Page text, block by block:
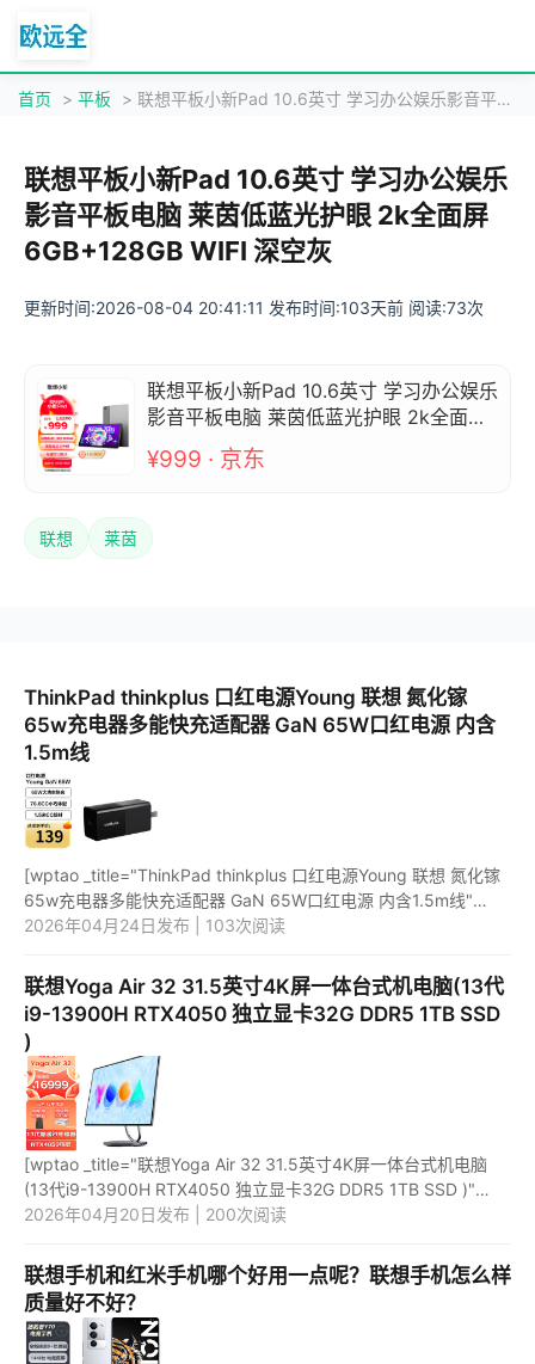
首页 > 平板 > 联想平板小新Pad 10.6英寸 学习办公娱乐影音平板电脑 莱茵低蓝光护眼 2k全面屏 6GB+128GB WIFI 深空灰
联想平板小新Pad 10.6英寸 学习办公娱乐
影音平板电脑 莱茵低蓝光护眼 2k全面屏
6GB+128GB WIFI 深空灰
更新时间:2026-08-04 20:41:11 发布时间:103天前 阅读:73次
联想平板小新Pad 10.6英寸 学习办公娱乐
影音平板电脑 莱茵低蓝光护眼 2k全面屏
6GB+128GB WIFI 深空灰
¥999 · 京东
联想 莱茵
ThinkPad thinkplus 口红电源Young 联想 氮化镓
65w充电器多能快充适配器 GaN 65W口红电源 内含
1.5m线
[wptao _title="ThinkPad thinkplus 口红电源Young 联想 氮化镓
65w充电器多能快充适配器 GaN 65W口红电源 内含1.5m线"
price="149" url="https://item.jd.com/10082903067988.html"
2026年04月24日发布 | 103次阅读
联想Yoga Air 32 31.5英寸4K屏一体台式机电脑(13代
i9-13900H RTX4050 独立显卡32G DDR5 1TB SSD
)
[wptao _title="联想Yoga Air 32 31.5英寸4K屏一体台式机电脑
(13代i9-13900H RTX4050 独立显卡32G DDR5 1TB SSD )"
price="16999" url="https://item.jd.com/100058761969.html"
2026年04月20日发布 | 200次阅读
联想手机和红米手机哪个好用一点呢？联想手机怎么样
质量好不好？